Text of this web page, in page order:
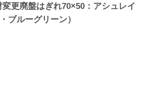
変更廃盤はぎれ70×50：アシュレイ
ブルーグリーン）